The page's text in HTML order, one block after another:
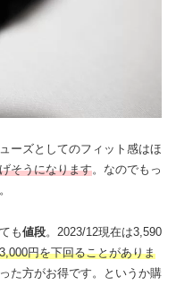
ーズとしてのフィット感はほ
そうになります。なのでもっ
も値段。2023/12現在は3,590
3,000円を下回ることがありま
た方がお得です。というか購